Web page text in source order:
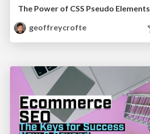
The Power of CSS Pseudo Elements
geoffreycrofte